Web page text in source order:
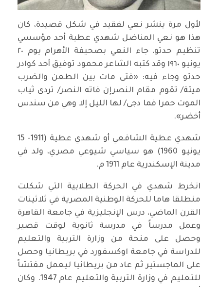
لأول مرة ينشر نعي لفقيد في شكل قصيدة، كان
هذا هو نعي المناضل شهدي عطية أحد مؤسسي
تنظيم حدتو، جاء النعي بصحيفة الأهرام يوم ٢٠
يونيو ١٩٦٠ وقد كتبه الشاعر محمود توفيق أحد كوادر
حدتو وجاء فيه: «فتى مات بين الطعن والضرب
ميتة/ تقوم مقام النصرإن فاته النصر/ تردى ثياب
الموت حمرا فما دجى/ لها الليل إلا وهي من سندس
أخضر».
شهدي عطية الشافعي أو شهدي عطية (1911- 15
يونيو 1960) هو سياسي شيوعي مصري، ولد في
مدينة الإسكندرية عام 1911 م.
انخرط شهدي في الحركة الطلابية التي شكلت
منطلقا هاما للحركة الوطنية المصرية في ثلاثينات
القرن الماضي، درس الإنجليزية في جامعة القاهرة
وعمل مدرساً في مدرسة ثانوية لوقت قصير
وحصل على منحة من وزارة التربية والتعليم
للدراسة في جامعة اوكسفورد في بريطانيا وحصل
على الماجستير ثم عاد من بريطانيا ليعمل مفتشاً
للتعليم في وزارة التربية والتعليم عام 1947. وكان